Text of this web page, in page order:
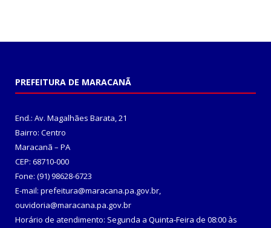
PREFEITURA DE MARACANÃ
End.: Av. Magalhães Barata, 21
Bairro: Centro
Maracanã – PA
CEP: 68710-000
Fone: (91) 98628-6723
E-mail: prefeitura@maracana.pa.gov.br,
ouvidoria@maracana.pa.gov.br
Horário de atendimento: Segunda a Quinta-Feira de 08:00 às